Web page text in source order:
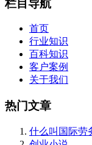
栏目导航
首页
行业知识
百科知识
客户案例
关于我们
热门文章
什么叫国际劳